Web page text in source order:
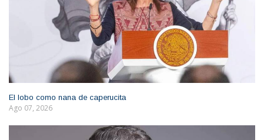
El lobo como nana de caperucita
Ago 07, 2026